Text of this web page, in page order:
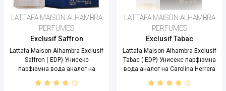
LATTAFA MAISON ALHAMBRA
PERFUMES
Exclusif Saffron
Lattafa Maison Alhambra Exclusif
Saffron ( EDP) Унисекс
парфюмна вода аналог на
Carolina Herrera Saffron Lazuli -
100 ml
LATTAFA MAISON ALHAMBRA
PERFUMES
Exclusif Tabac
Lattafa Maison Alhambra Exclusif
Tabac ( EDP) Унисекс парфюмна
вода аналог на Carolina Herrera
Mystery Tobacco - 100 ml